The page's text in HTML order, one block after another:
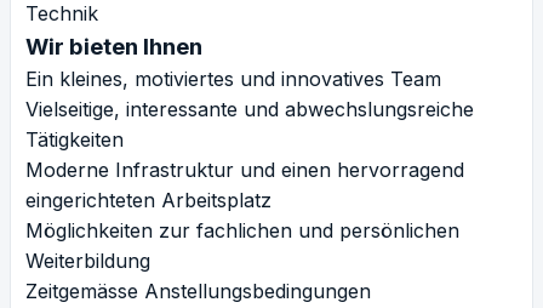
Technik
Wir bieten Ihnen
Ein kleines, motiviertes und innovatives Team
Vielseitige, interessante und abwechslungsreiche
Tätigkeiten
Moderne Infrastruktur und einen hervorragend
eingerichteten Arbeitsplatz
Möglichkeiten zur fachlichen und persönlichen
Weiterbildung
Zeitgemässe Anstellungsbedingungen